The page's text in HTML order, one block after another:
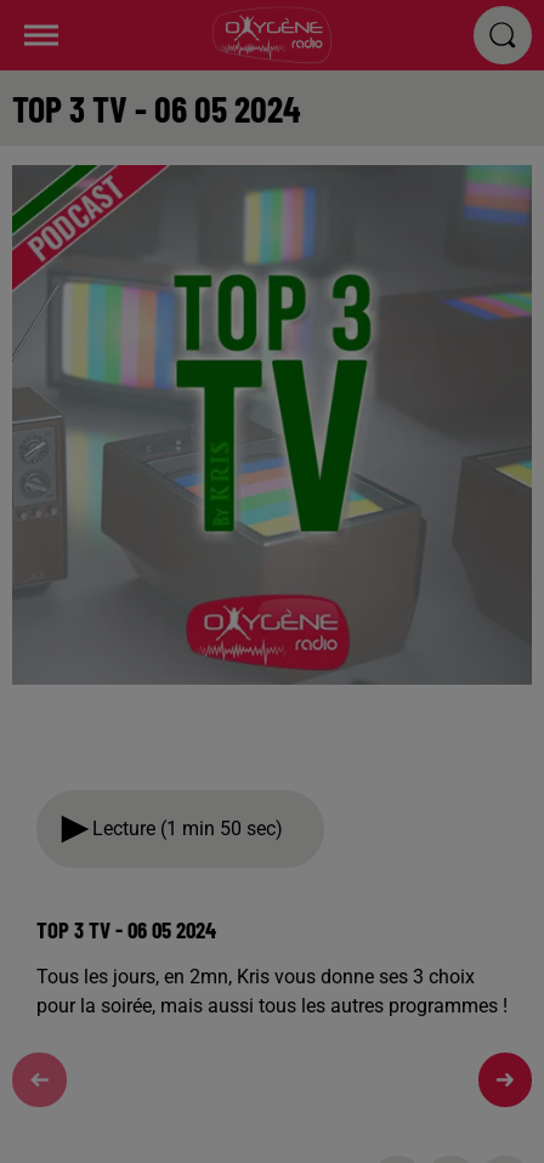
TOP 3 TV - 06 05 2024
Lecture (1 min 50 sec)
TOP 3 TV - 06 05 2024
Tous les jours, en 2mn, Kris vous donne ses 3 choix
pour la soirée, mais aussi tous les autres programmes !